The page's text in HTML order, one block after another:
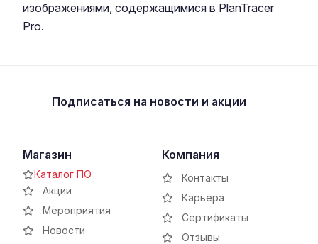
изображениями, содержащимися в PlanTracer
Pro.
Подписаться на новости и акции
Магазин
Каталог ПО
Акции
Мероприятия
Новости
Компания
Контакты
Карьера
Сертификаты
Отзывы